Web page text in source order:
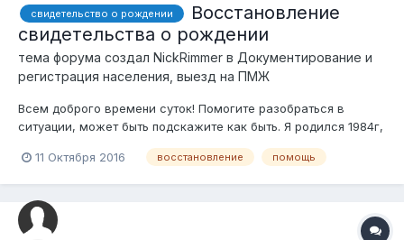
свидетельство о рождении
Восстановление
свидетельства о рождении
тема форума создал NickRimmer в Документирование и
регистрация населения, выезд на ПМЖ
Всем доброго времени суток! Помогите разобраться в
ситуации, может быть подскажите как быть. Я родился 1984г,
в школе, с родителями переехал в Россию. По сегодняшний
паспортом. К сожа...
11 Октября 2016 восстановление помощь